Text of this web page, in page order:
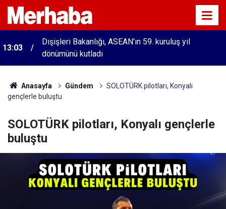
13:03
Dışişleri Bakanlığı, ASEAN'ın 59. kuruluş yıl
dönümünü kutladı
Anasayfa Gündem
SOLOTÜRK pilotları, Konyalı
gençlerle buluştu
SOLOTÜRK pilotları, Konyalı gençlerle
buluştu